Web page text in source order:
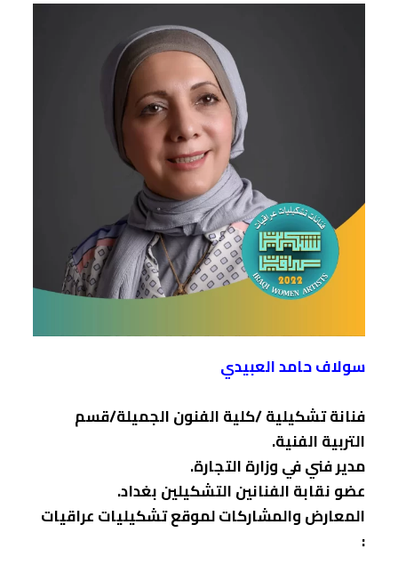
سولاف حامد العبيدي
فنانة تشكيلية /كلية الفنون الجميلة/قسم
التربية الفنية.
مدير فني في وزارة التجارة.
عضو نقابة الفنانين التشكيلين بغداد.
المعارض والمشاركات لموقع تشكيليات عراقيات
: